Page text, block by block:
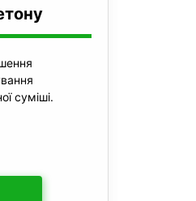
суміші.